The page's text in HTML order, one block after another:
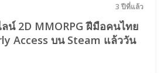
3 ปีที่แล้ว
ลน์ 2D MMORPG ฝีมือคนไทย
Access บน Steam แล้ววัน